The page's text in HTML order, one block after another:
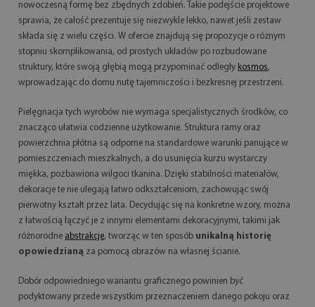
nowoczesną formę bez zbędnych zdobień. Takie podejście projektowe
sprawia, że całość prezentuje się niezwykle lekko, nawet jeśli zestaw
składa się z wielu części. W ofercie znajdują się propozycje o różnym
stopniu skomplikowania, od prostych układów po rozbudowane
struktury, które swoją głębią mogą przypominać odległy kosmos,
wprowadzając do domu nutę tajemniczości i bezkresnej przestrzeni.
Pielęgnacja tych wyrobów nie wymaga specjalistycznych środków, co
znacząco ułatwia codzienne użytkowanie. Struktura ramy oraz
powierzchnia płótna są odporne na standardowe warunki panujące w
pomieszczeniach mieszkalnych, a do usunięcia kurzu wystarczy
miękka, pozbawiona wilgoci tkanina. Dzięki stabilności materiałów,
dekoracje te nie ulegają łatwo odkształceniom, zachowując swój
pierwotny kształt przez lata. Decydując się na konkretne wzory, można
z łatwością łączyć je z innymi elementami dekoracyjnymi, takimi jak
różnorodne abstrakcje, tworząc w ten sposób unikalną historię
opowiedzianą za pomocą obrazów na własnej ścianie.
Dobór odpowiedniego wariantu graficznego powinien być
podyktowany przede wszystkim przeznaczeniem danego pokoju oraz